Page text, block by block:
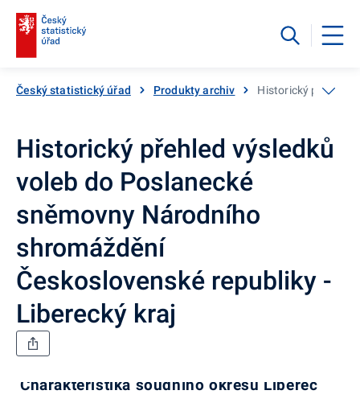
Český statistický úřad Produkty archiv Historický přehled
Historický přehled výsledků
voleb do Poslanecké
sněmovny Národního
shromáždění
Československé republiky -
Liberecký kraj
Charakteristika soudního okresu Liberec